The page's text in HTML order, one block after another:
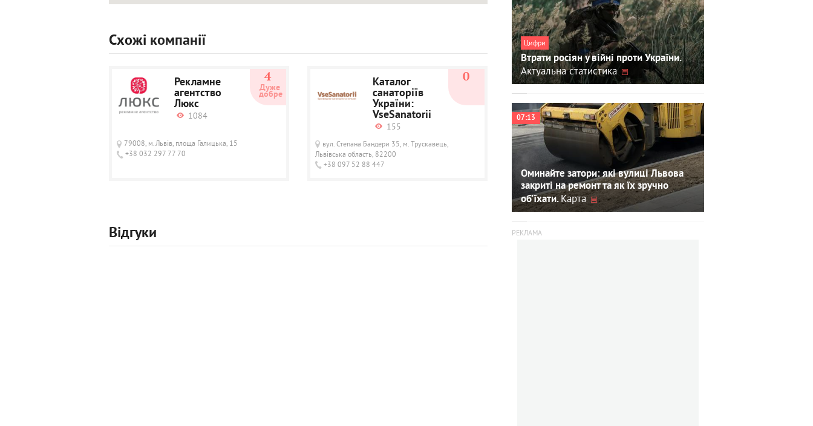
Схожі компанії
Рекламне
агентство
Люкс
1084
79008, м.Львів, площа Галицька, 15
+38 032 297 77 70
4
Дуже
добре
Каталог
санаторіїв
України:
VseSanatorii
155
вул. Степана Бандери 35, м. Трускавець,
Львівська область, 82200
+38 097 52 88 447
0
Відгуки
Цифри
Втрати росіян у війні проти України.
Актуальна статистика
07:13
Оминайте затори: які вулиці Львова
закриті на ремонт та як їх зручно
об’їхати. Карта